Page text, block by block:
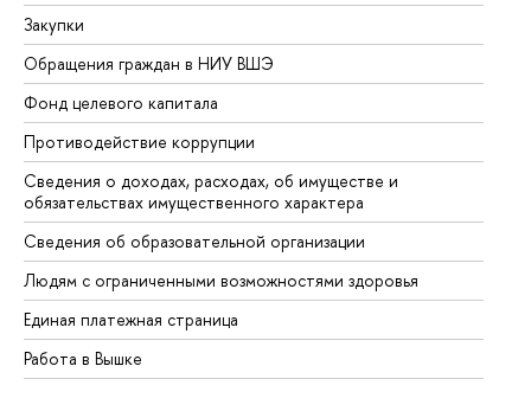
Закупки
Обращения граждан в НИУ ВШЭ
Фонд целевого капитала
Противодействие коррупции
Сведения о доходах, расходах, об имуществе и
обязательствах имущественного характера
Сведения об образовательной организации
Людям с ограниченными возможностями здоровья
Единая платежная страница
Работа в Вышке